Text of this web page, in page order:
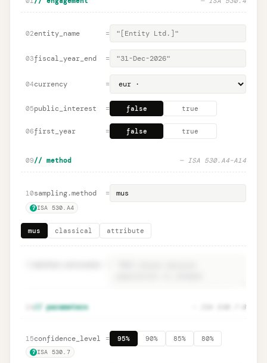
02entity_name =
03fiscal_year_end =
04currency =
05public_interest = false true
06first_year = false true
09// method — ISA 530.A4–A14
10sampling.method =
? ISA 530.A4
mus classical attribute
🔒Method rationale · ISA 530.A4
documentation
// parameters — ISA 530.7–8
15confidence_level = 95% 90% 85% 80%
? ISA 530.7